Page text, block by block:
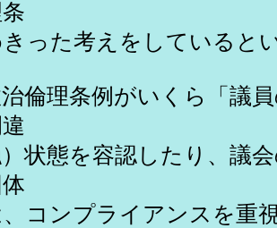
った考えをしていると
理条例がいくら「議員
状態を容認したり、議
コンプライアンスを重